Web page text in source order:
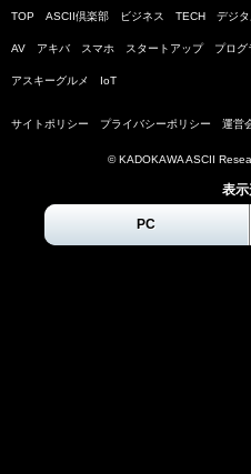
TOP ASCII倶楽部 ビジネス TECH デジ
AV アキバ スマホ スタートアップ プログ
アスキーグルメ IoT
サイトポリシー プライバシーポリシー 運営
© KADOKAWA ASCII
表
PC